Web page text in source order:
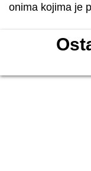
onima kojima je